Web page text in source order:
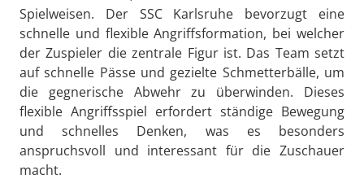
Spielweisen. Der SSC Karlsruhe bevorzugt eine
schnelle und flexible Angriffsformation, bei welcher
der Zuspieler die zentrale Figur ist. Das Team setzt
auf schnelle Pässe und gezielte Schmetterbälle, um
die gegnerische Abwehr zu überwinden. Dieses
flexible Angriffsspiel erfordert ständige Bewegung
und schnelles Denken, was es besonders
anspruchsvoll und interessant für die Zuschauer
macht.